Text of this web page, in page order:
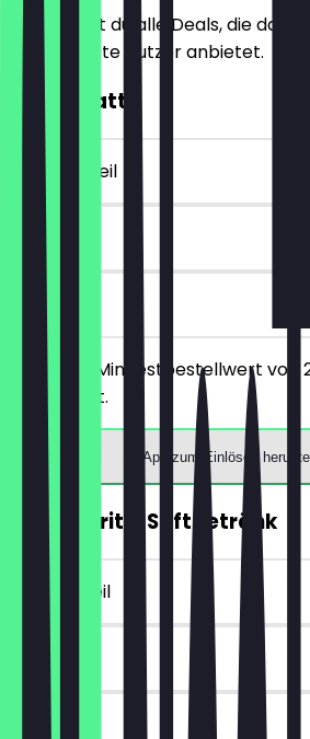
Hier findest du alle Deals, die das
für NeoTaste Nutzer anbietet.
10€ Rabatt
~10 € Vorteil
90 Tage
vor Ort
Ab einem Mindestbestellwert
10€ Rabatt.
App zum Einlösen
GRATIS Fritz-Softgetränk
~3 € Vorteil
30 Tage
vor Ort